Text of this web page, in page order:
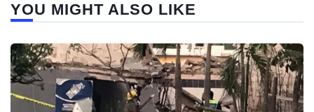
YOU MIGHT ALSO LIKE